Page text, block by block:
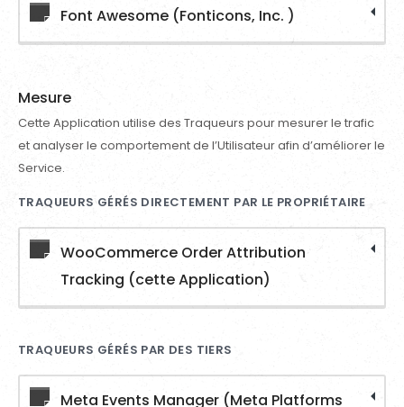
Font Awesome (Fonticons, Inc. )
Mesure
Cette Application utilise des Traqueurs pour mesurer le trafic
et analyser le comportement de l’Utilisateur afin d’améliorer le
Service.
TRAQUEURS GÉRÉS DIRECTEMENT PAR LE PROPRIÉTAIRE
WooCommerce Order Attribution
Tracking (cette Application)
TRAQUEURS GÉRÉS PAR DES TIERS
Meta Events Manager (Meta Platforms